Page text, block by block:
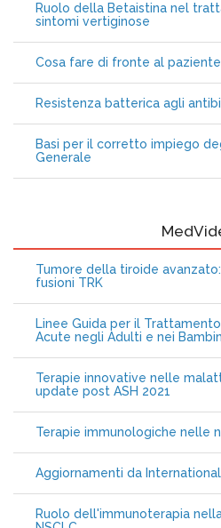
Ruolo della Betaistina nel
sintomi vertiginose
Cosa fare di fronte al
Resistenza batterica agli
Basi per il corretto impiego
Generale
Tumore della tiroide
fusioni TRK
Linee Guida per il
Acute negli Adulti e nei
Terapie innovative nelle
update post ASH 2021
Terapie immunologiche nelle
Aggiornamenti da
Ruolo dell'immunoterapia